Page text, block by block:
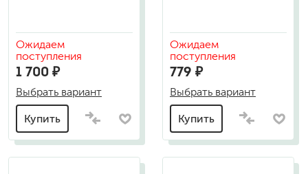
Ожидаем
поступления
1 700 ₽
Выбрать вариант
Купить
Ожидаем
поступления
779 ₽
Выбрать вариант
Купить